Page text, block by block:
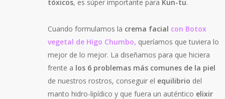
tóxicos, es súper importante para Kun-tu.
Cuando formulamos la crema facial con Botox
vegetal de Higo Chumbo, queríamos que tuviera lo
mejor de lo mejor. La diseñamos para que hiciera
frente a los 6 problemas más comunes de la piel
de nuestros rostros, conseguir el equilibrio del
manto hidro-lipídico y que fuera un auténtico elixir